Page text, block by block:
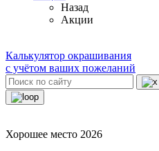
Назад
Акции
Калькулятор окрашивания
с учётом ваших пожеланий
Хорошее место 2026